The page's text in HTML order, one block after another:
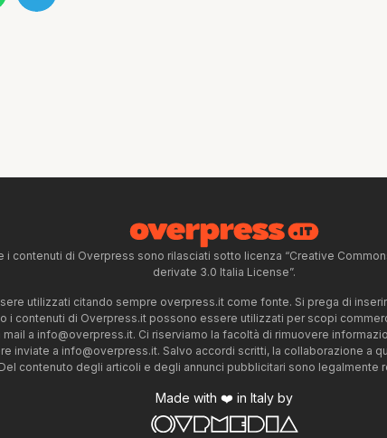
i contenuti di Overpress sono rilasciati sotto licenza “Creative
derivate 3.0 Italia License”.
utilizzati citando sempre overpress.it come fonte. Si prega di
i contenuti di Overpress.it possono essere utilizzati per scopi
a info@overpress.it. Ci riserviamo la facoltà di rimuovere
inviate a info@overpress.it. Salvo accordi scritti, la collaborazione a
contenuto degli articoli e degli annunci pubblicitari sono legalmente
Made with ❤️ in Italy by